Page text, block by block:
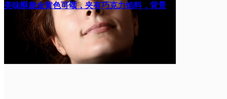
美味酥脆金黄色可颂，夹有巧克力馅料，背景